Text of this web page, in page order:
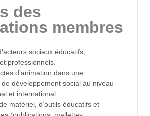
des
membres
sociaux éducatifs,
professionnels.
d’animation dans une
de développement social au niveau
et international.
matériel, d’outils éducatifs et